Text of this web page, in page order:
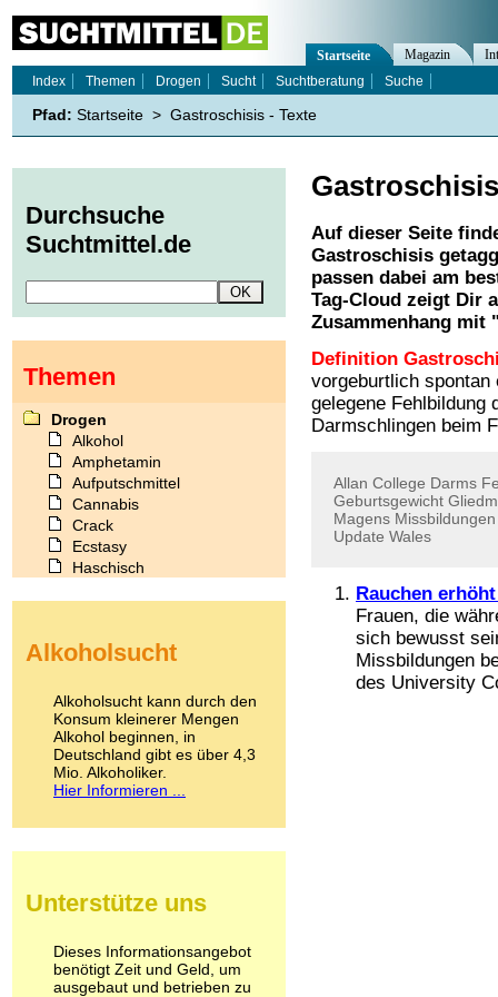
Gastroschisis
Auf dieser Seite
Gastroschisis
passen dabei am
Tag-Cloud zeigt Dir
Zusammenhang mit
Definition
vorgeburtlich
gelegene Fehlbildung
Darmschlingen beim
Allan College Darms
Geburtsgewicht
Magens Missbildungen
Update Wales
Rauchen
Frauen, die
sich bewusst
Missbildungen
des University
Startseite Magazin
Index
Themen Drogen Sucht Suchtberatung Suche
Pfad: Startseite > Gastroschisis - Texte
Durchsuche
Suchtmittel.de
Themen
Drogen
Alkohol
Amphetamin
Aufputschmittel
Cannabis
Crack
Ecstasy
Haschisch
Kokain
LSD
Marihuana
Medikamente
Meskalin
Metamphetamin
Methadon
Pilze
Psychopharmaka
Schlafmittel
Schmerzmittel
Alkoholsucht
Alkoholsucht kann durch den
Konsum kleinerer Mengen
Alkohol beginnen, in
Deutschland gibt es über 4,3
Mio. Alkoholiker.
Hier Informieren ...
Unterstütze uns
Dieses Informationsangebot
benötigt Zeit und Geld, um
ausgebaut und betrieben zu